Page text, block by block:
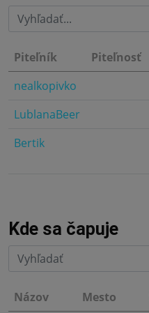
Piteľník Piteľnosť
nealkopivko
LublanaBeer
Bertik
Kde sa čapuje
Názov Mesto